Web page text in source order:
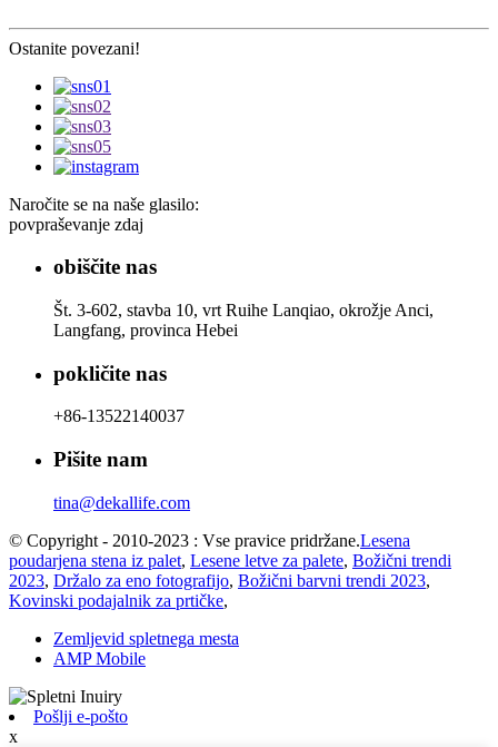
Ostanite povezani!
Naročite se na naše glasilo:
povpraševanje zdaj
obiščite nas
Št. 3-602, stavba 10, vrt Ruihe Lanqiao, okrožje Anci,
Langfang, provinca Hebei
pokličite nas
+86-13522140037
Pišite nam
tina@dekallife.com
© Copyright - 2010-2023 : Vse pravice pridržane.Lesena
poudarjena stena iz palet, Lesene letve za palete, Božični trendi
2023, Držalo za eno fotografijo, Božični barvni trendi 2023,
Kovinski podajalnik za prtičke,
Zemljevid spletnega mesta
AMP Mobile
Pošlji e-pošto
x